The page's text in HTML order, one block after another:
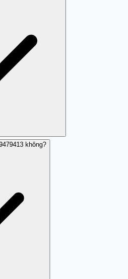
0379479413, chọn 'Chặn cuộc
gọi rác tới tổng đài 156 để hỗ
chấm dứt hoạt động.
không?